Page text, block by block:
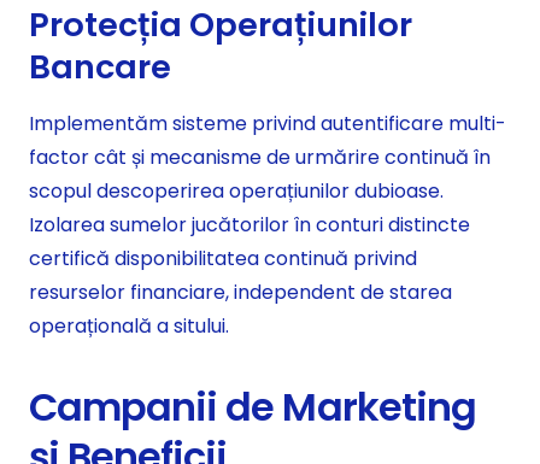
Protecția Operațiunilor
Bancare
Implementăm sisteme privind autentificare multi-
factor cât și mecanisme de urmărire continuă în
scopul descoperirea operațiunilor dubioase.
Izolarea sumelor jucătorilor în conturi distincte
certifică disponibilitatea continuă privind
resurselor financiare, independent de starea
operațională a sitului.
Campanii de Marketing